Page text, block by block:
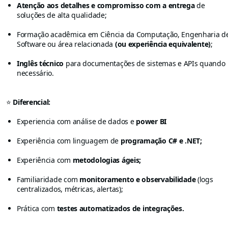
Atenção aos detalhes e compromisso com a entregade
soluções de alta qualidade;
Formação acadêmica em Ciência da Computação, Engenharia
Software ou área relacionada (ou experiência equivalente);
Inglês técnico para documentações de sistemas e APIs quando
necessário.
⭐ Diferencial:
Experiencia com análise de dados e power BI
Experiência com linguagem de programação C# e .NET;
Experiência com metodologias ágeis;
Familiaridade com monitoramento e observabilidade(logs
centralizados, métricas, alertas);
Prática com testes automatizados de integrações.